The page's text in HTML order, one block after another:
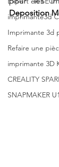
imprimante3d
Imprimante 3d
Refaire une
imprimante 3D
CREALITY
SNAPMAKER U1
Deposition